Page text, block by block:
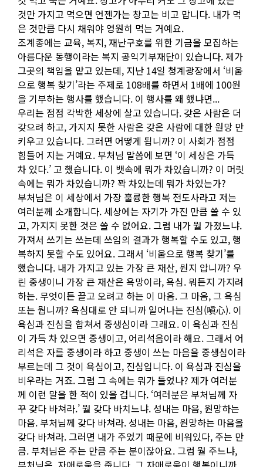
것만 가지고 먹으면 언젠가는 창고는 비고 맙니다. 내가 먹
은 것만큼 다시 채워야 영원히 먹는 거예요.
조계종에는 교육, 복지, 재난구호를 위한 기금을 모집하는
아름다운 동행이라는 복지 공익기부재단이 있습니다. 제가
그곳의 책임을 맡고 있는데, 지난 14일 청계광장에서 ‘비움
으로 행복 찾기’라는 주제로 108배를 하면서 1배에 100원
을 기부하는 행사를 했습니다. 이 행사를 왜 했냐면...
우리는 점점 각박한 세상에 살고 있습니다. 갖은 사람은 더
갖으려 하고, 가지지 못한 사람은 갖은 사람에 대한 원망 만
키우고 있습니다. 그러면 어떻게 됩니까? 이 사회가 점점
힘들어 지는 거예요. 부처님 말씀에 보면 ‘이 세상은 가득
차 있다.’ 고 했습니다. 이 뱃속에 뭐가 차있습니까? 이 머릿
속에는 뭐가 차있습니까? 꽉 차있는데 뭐가 차있는가?
부처님은 이 세상에서 가장 훌륭한 행복 전도사라고 저는
여러분께 소개합니다. 세상에는 자기가 가진 만큼 쓸 수 있
고, 가지지 못한 것은 쓸 수 없어요. 그럼 내가 뭘 가졌느냐.
가져서 쓰기는 쓰는데 쓰임의 결과가 행복할 수도 있고, 행
복하지 못할 수도 있어요. 그래서 ‘비움으로 행복 찾기’를
했습니다. 내가 가지고 있는 가장 큰 재산, 뭔지 압니까? 우
린 중생이니 가장 큰 재산은 욕망이라, 욕심. 뭐든지 가지려
하는. 무엇이든 끌고 오려고 하는 이 마음. 그 마음, 그 욕심
또는 뭡니까? 욕심대로 안 되니까 일어나는 진심(嗔心). 이
욕심과 진심을 합쳐서 중생심이라 그래요. 이 욕심과 진심
이 가득 차 있으면 중생이고, 어리석음이라 해요. 그래서 어
리석은 자를 중생이라 하고 중생이 쓰는 마음을 중생심이라
부르는데 그 것이 욕심이고, 진심입니다. 이 욕심과 진심을
비우라는 거죠. 그럼 그 속에는 뭐가 들었나? 제가 여러분
께 이런 말을 한 적이 있을 겁니다. ‘여러분은 부처님께 자
꾸 갖다 바쳐라.’ 뭘 갖다 바치느냐. 성내는 마음, 원망하는
마음. 부처님께 갖다 바쳐라. 성내는 마음, 원망하는 마음을
갖다 바쳐라. 그러면 내가 주었기 때문에 비워있다, 주는 만
큼. 부처님은 주는 만큼 주는 분이잖아요. 그럼 뭘 주느냐,